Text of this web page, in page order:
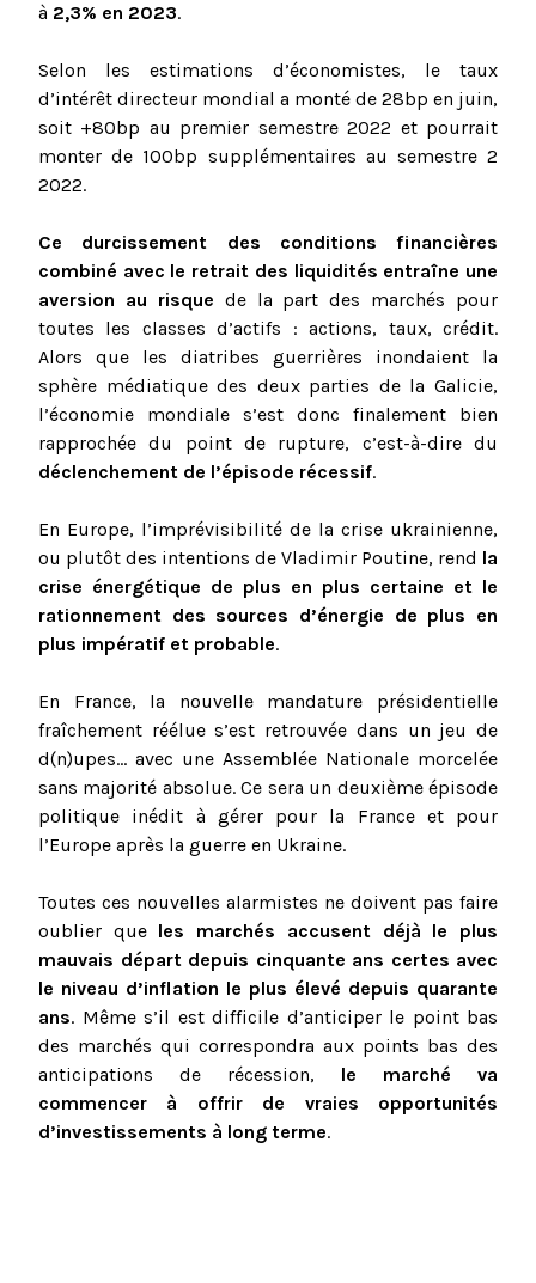
à 2,3% en 2023.
Selon les estimations d’économistes, le taux
d’intérêt directeur mondial a monté de 28bp en juin,
soit +80bp au premier semestre 2022 et pourrait
monter de 100bp supplémentaires au semestre 2
2022.
Ce durcissement des conditions financières
combiné avec le retrait des liquidités entraîne une
aversion au risque de la part des marchés pour
toutes les classes d’actifs : actions, taux, crédit.
Alors que les diatribes guerrières inondaient la
sphère médiatique des deux parties de la Galicie,
l’économie mondiale s’est donc finalement bien
rapprochée du point de rupture, c’est-à-dire du
déclenchement de l’épisode récessif.
En Europe, l’imprévisibilité de la crise ukrainienne,
ou plutôt des intentions de Vladimir Poutine, rend la
crise énergétique de plus en plus certaine et le
rationnement des sources d’énergie de plus en
plus impératif et probable.
En France, la nouvelle mandature présidentielle
fraîchement réélue s’est retrouvée dans un jeu de
d(n)upes... avec une Assemblée Nationale morcelée
sans majorité absolue. Ce sera un deuxième épisode
politique inédit à gérer pour la France et pour
l’Europe après la guerre en Ukraine.
Toutes ces nouvelles alarmistes ne doivent pas faire
oublier que les marchés accusent déjà le plus
mauvais départ depuis cinquante ans certes avec
le niveau d’inflation le plus élevé depuis quarante
ans. Même s’il est difficile d’anticiper le point bas
des marchés qui correspondra aux points bas des
anticipations de récession, le marché va
commencer à offrir de vraies opportunités
d’investissements à long terme.